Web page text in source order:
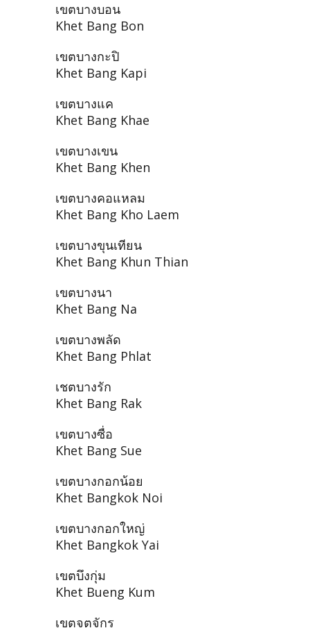
เขตบางบอน
Khet Bang Bon
เขตบางกะปิ
Khet Bang Kapi
เขตบางแค
Khet Bang Khae
เขตบางเขน
Khet Bang Khen
เขตบางคอแหลม
Khet Bang Kho Laem
เขตบางขุนเทียน
Khet Bang Khun Thian
เขตบางนา
Khet Bang Na
เขตบางพลัด
Khet Bang Phlat
เชตบางรัก
Khet Bang Rak
เขตบางซื่อ
Khet Bang Sue
เขตบางกอกน้อย
Khet Bangkok Noi
เขตบางกอกใหญ่
Khet Bangkok Yai
เขตบึงกุ่ม
Khet Bueng Kum
เขตจตุจักร